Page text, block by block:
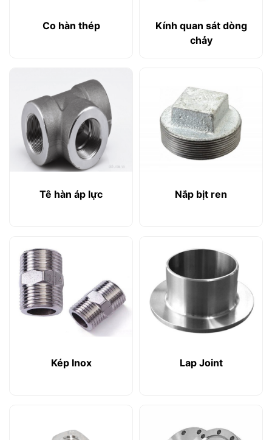
Co hàn thép
Kính quan sát dòng
chảy
Tê hàn áp lực Nắp bịt ren
Kép Inox Lap Joint